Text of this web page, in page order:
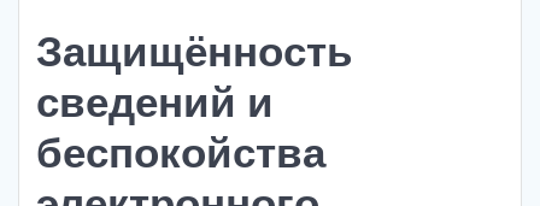
Защищённость
сведений и
беспокойства